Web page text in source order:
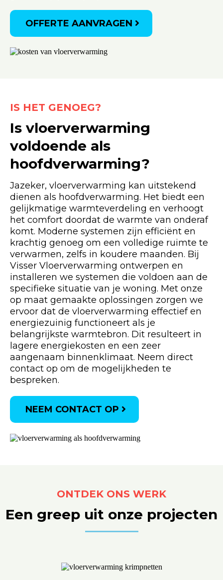
OFFERTE AANVRAGEN
IS HET GENOEG?
Is vloerverwarming
voldoende als
hoofdverwarming?
Jazeker, vloerverwarming kan uitstekend
dienen als hoofdverwarming. Het biedt een
gelijkmatige warmteverdeling en verhoogt
het comfort doordat de warmte van onderaf
komt. Moderne systemen zijn efficiënt en
krachtig genoeg om een volledige ruimte te
verwarmen, zelfs in koudere maanden. Bij
Visser Vloerverwarming ontwerpen en
installeren we systemen die voldoen aan de
specifieke situatie van je woning. Met onze
op maat gemaakte oplossingen zorgen we
ervoor dat de vloerverwarming effectief en
energiezuinig functioneert als je
belangrijkste warmtebron. Dit resulteert in
lagere energiekosten en een zeer
aangenaam binnenklimaat. Neem direct
contact op om de mogelijkheden te
bespreken.
NEEM CONTACT OP
ONTDEK ONS WERK
Een greep uit onze projecten